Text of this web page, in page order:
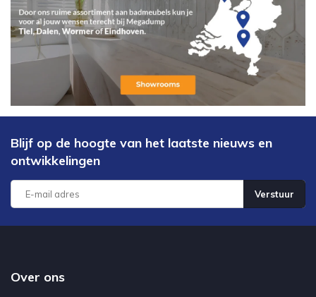
Blijf op de hoogte van het laatste nieuws en
ontwikkelingen
Verstuur
Over ons